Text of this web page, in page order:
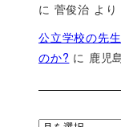
に 菅俊治 より
公立学校の先
のか? に 鹿児